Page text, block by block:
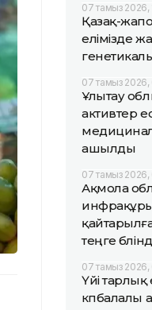
07 тамыз 2026,
Қазақ-
елімізде
07 тамыз 2026,
Ұлытау
активтер
ашылды
07 тамыз 2026,
Ақмола
теңге
07 тамыз
Үйі
көпбалалы